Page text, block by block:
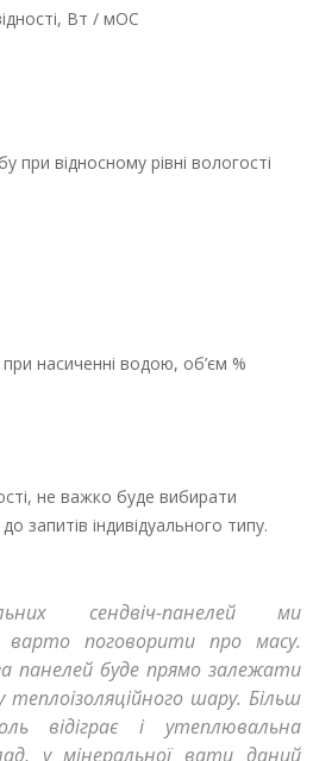
Вт / мОС
при відносному рівні вологості
насиченні водою, об’єм %
не важко буде вибирати
запитів індивідуального типу.
сендвіч-панелей ми
варто поговорити про масу.
панелей буде прямо залежати
шару. Більш
відіграє і утеплювальна
у мінеральної вати даний